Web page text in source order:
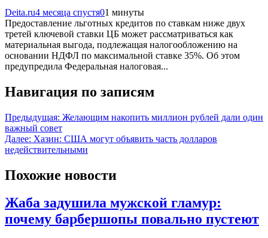
Deita.ru4 месяца спустя01 минуты
Предоставление льготных кредитов по ставкам ниже двух
третей ключевой ставки ЦБ может рассматриваться как
материальная выгода, подлежащая налогообложению на
основании НДФЛ по максимальной ставке 35%. Об этом
предупредила Федеральная налоговая...
Навигация по записям
Предыдущая: Желающим накопить миллион рублей дали один
важный совет
Далее: Хазин: США могут объявить часть долларов
недействительными
Похожие новости
Жаба задушила мужской гламур:
почему барбершопы повально пустеют